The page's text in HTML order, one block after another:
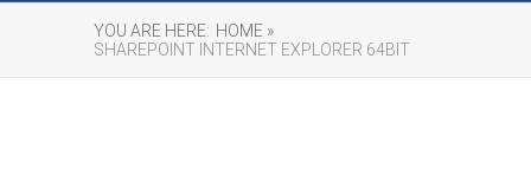
YOU ARE HERE: HOME »
SHAREPOINT INTERNET EXPLORER 64BIT